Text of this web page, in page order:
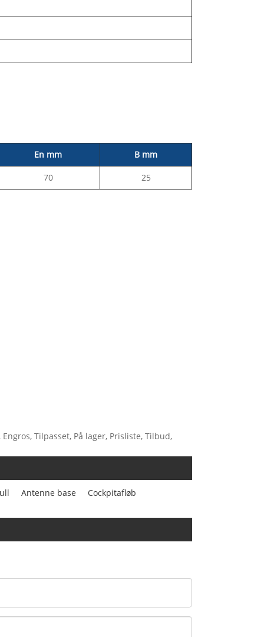
En mm B mm
70 25
Tilpasset, På lager, Prisliste, Tilbud,
Antenne base
Cockpitafløb